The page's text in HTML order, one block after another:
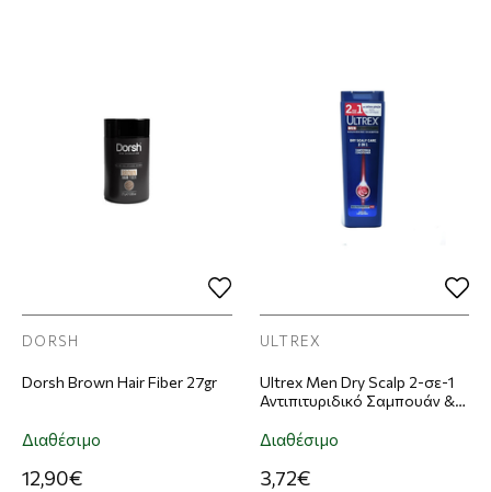
DORSH
Dorsh Brown Hair Fiber 27gr
Διαθέσιμο
12,90€
ULTREX
Ultrex Men Dry Scalp 2-σε-1
Αντιπιτυριδικό Σαμπουάν &
Ξηροδερμίας360ml
Διαθέσιμο
3,72€